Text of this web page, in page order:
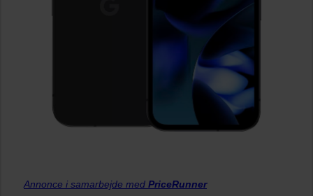
Annonce i samarbejde med PriceRunner